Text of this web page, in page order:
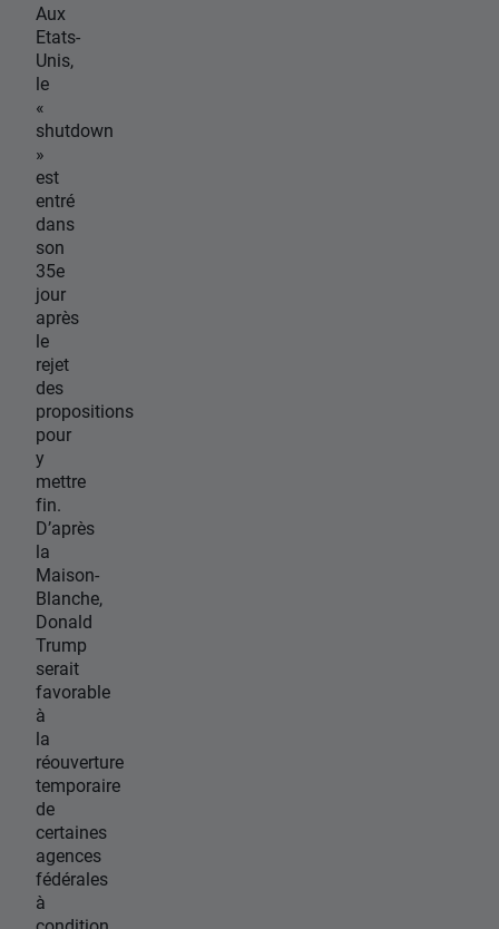
Aux
Etats-
Unis,
le
«
shutdown
»
est
entré
dans
son
35e
jour
après
le
rejet
des
propositions
pour
y
mettre
fin.
D’après
la
Maison-
Blanche,
Donald
Trump
serait
favorable
à
la
réouverture
temporaire
de
certaines
agences
fédérales
à